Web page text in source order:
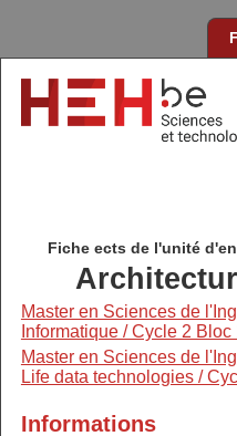
Fiche ects de l'unité
Master en Sciences de
Informatique / Cycle 2 Bloc
Master en Sciences de
Life data technologies /
Informations